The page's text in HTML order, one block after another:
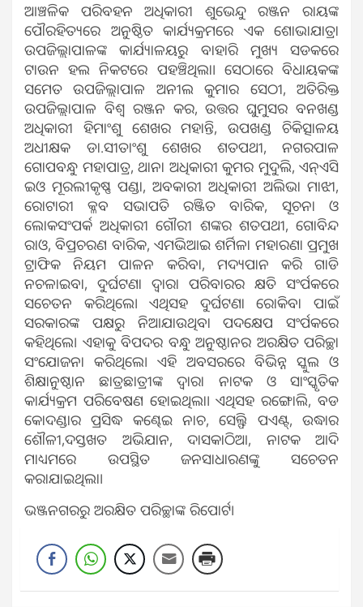
ଆଞ୍ଚଳିକ ପରିବହନ ଅଧିକାରୀ ଶୁଭେନ୍ଦୁ ରଞ୍ଜନ ରାୟଙ୍କ
ପୌରହିତ୍ୟରେ ଅନୁଷ୍ଠିତ କାର୍ଯ୍ୟକ୍ରମରେ ଏକ ଶୋଭାଯାତ୍ରା
ଉପଜିଲ୍ଲାପାଳଙ୍କ କାର୍ଯ୍ୟାଳୟରୁ ବାହାରି ମୁଖ୍ୟ ସଡକରେ
ଟାଉନ ହଲ ନିକଟରେ ପହଞ୍ଚିଥିଲା। ସେଠାରେ ବିଧାୟକଙ୍କ
ସମେତ ଉପଜିଲ୍ଲାପାଳ ଅନୀଲ କୁମାର ସେଠୀ, ଅତିରିକ୍ତ
ଉପଜିଲ୍ଲାପାଳ ବିଶ୍ବ ରଞ୍ଜନ କର, ଉତ୍ତର ଘୁମୁସର ବନଖଣ୍ଡ
ଅଧିକାରୀ ହିମାଂଶୁ ଶେଖର ମହାନ୍ତି, ଉପଖଣ୍ଡ ଚିକିତ୍ସାଳୟ
ଅଧୀକ୍ଷକ ଡା.ସୀତାଂଶୁ ଶେଖର ଶତପଥୀ, ନଗରପାଳ
ଗୋପବନ୍ଧୁ ମହାପାତ୍ର, ଥାନା ଅଧିକାରୀ କୁମର ମୁଦୁଲି, ଏନ୍ଏସି
ଇଓ ମୂରଲୀକୃଷ୍ଣ ପଣ୍ଡା, ଅବକାରୀ ଅଧିକାରୀ ଅଲିଭା ମାଝୀ,
ରୋଟାରୀ କ୍ଳବ ସଭାପତି ରଞ୍ଜିତ ବାରିକ, ସୂଚନା ଓ
ଲୋକସଂପର୍କ ଅଧିକାରୀ ଗୌରୀ ଶଙ୍କର ଶତପଥୀ, ଗୋବିନ୍ଦ
ରାଓ, ବିପ୍ରଚରଣ ବାରିକ, ଏମଭିଆଇ ଶର୍ମିଳା ମହାରଣା ପ୍ରମୁଖ
ଟ୍ରାଫିକ ନିୟମ ପାଳନ କରିବା, ମଦ୍ୟପାନ କରି ଗାଡି
ନଚଳାଇବା, ଦୁର୍ଘଟଣା ଦ୍ବାରା ପରିବାରର କ୍ଷତି ସଂର୍ପକରେ
ସଚେତନ କରିଥିଲେ। ଏଥିସହ ଦୁର୍ଘଟଣା ରୋକିବା ପାଇଁ
ସରକାରଙ୍କ ପକ୍ଷରୁ ନିଆଯାଉଥିବା ପଦକ୍ଷେପ ସଂର୍ପକରେ
କହିଥିଲେ। ଏହାକୁ ବିପଦର ବନ୍ଧୁ ଅନୁଷ୍ଠାନର ଅରକ୍ଷିତ ପରିଚ୍ଛା
ସଂଯୋଜନା କରିଥିଲେ। ଏହି ଅବସରରେ ବିଭିନ୍ନ ସ୍କୁଲ ଓ
ଶିକ୍ଷାନୁଷ୍ଠାନ ଛାତ୍ରଛାତ୍ରୀଙ୍କ ଦ୍ବାରା ନାଟକ ଓ ସାଂସ୍କୃତିକ
କାର୍ଯ୍ୟକ୍ରମ ପରିବେଷଣ ହୋଇଥିଲା। ଏଥିସହ ରଙ୍ଗୋଲି, ବଡ
କୋଦଣ୍ଡାର ପ୍ରସିଦ୍ଧ କଣ୍ଢେଇ ନାଚ, ସେଲ୍ଫି ପଏଣ୍ଟ୍, ଉଦ୍ଧାର
ଶୌଳୀ,ଦସ୍ତଖତ ଅଭିଯାନ, ଦାସକାଠିଆ, ନାଟକ ଆଦି
ମାଧ୍ୟମରେ ଉପସ୍ଥିତ ଜନସାଧାରଣଙ୍କୁ ସଚେତନ
କରାଯାଇଥିଲା।
ଭଞ୍ଜନଗରରୁ ଅରକ୍ଷିତ ପରିଚ୍ଛାଙ୍କ ରିପୋର୍ଟ।